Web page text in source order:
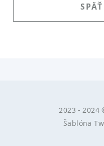
SPÄŤ
2023 - 2024
Šablóna